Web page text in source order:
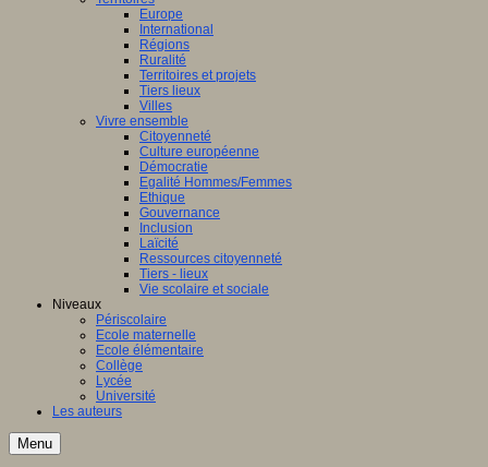
Europe
International
Régions
Ruralité
Territoires et projets
Tiers lieux
Villes
Vivre ensemble
Citoyenneté
Culture européenne
Démocratie
Egalité Hommes/Femmes
Ethique
Gouvernance
Inclusion
Laïcité
Ressources citoyenneté
Tiers - lieux
Vie scolaire et sociale
Niveaux
Périscolaire
Ecole maternelle
Ecole élémentaire
Collège
Lycée
Université
Les auteurs
Menu